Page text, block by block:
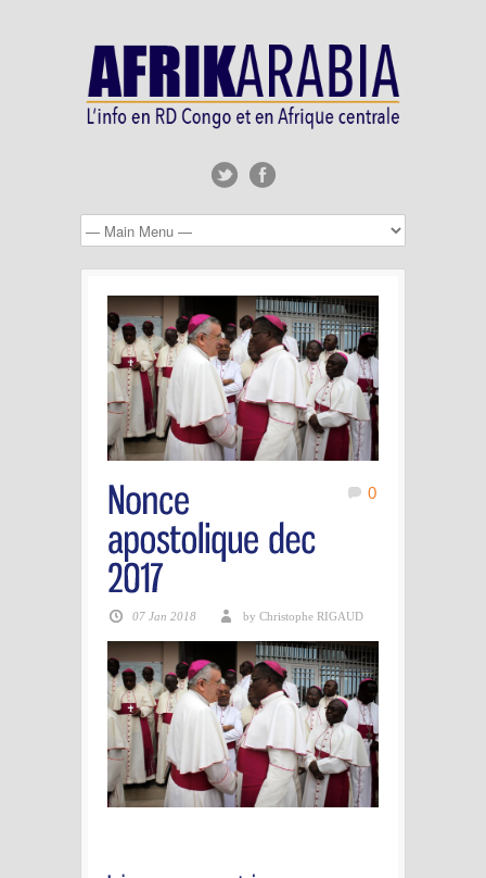
0
07 Jan 2018 by Christophe RIGAUD